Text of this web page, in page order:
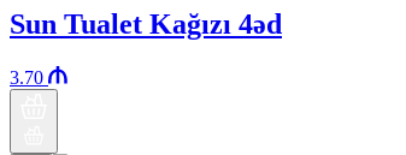
Sun Tualet Kağızı 4əd
3.70